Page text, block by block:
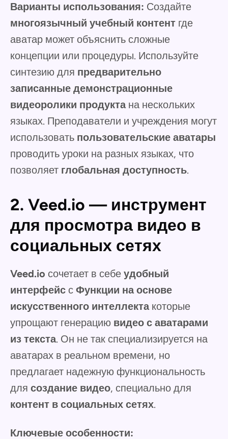
Варианты использования: Создайте
многоязычный учебный контент где
аватар может объяснить сложные
концепции или процедуры. Используйте
синтезию для предварительно
записанные демонстрационные
видеоролики продуктана нескольких
языках. Преподаватели и учреждения могут
использовать пользовательские аватары
проводить уроки на разных языках, что
позволяет глобальная доступность.
2. Veed.io — инструмент
для просмотра видео в
социальных сетях
Veed.io сочетает в себе удобный
интерфейс с Функции на основе
искусственного интеллектакоторые
упрощают генерацию видео с аватарами
из текста. Он не так специализируется на
аватарах в реальном времени, но
предлагает надежную функциональность
для создание видео, специально для
контент в социальных сетях.
Ключевые особенности: